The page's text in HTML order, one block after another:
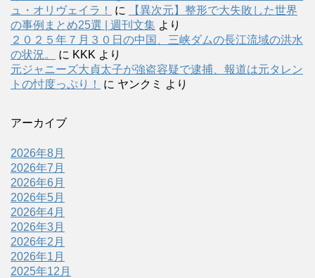
ュ・オリヴェイラ！
に
【異次元】整形で大失敗した世界
の事例まとめ25選 | 週刊文集 より
２０２５年７月３０日の中国、三峡ダムの長江流域の洪水
の状況。
に KKK より
元ジャニーズ大貞太子が強盗容疑で逮捕、報道は元タレン
トの忖度っぷり！
に ヤンクミ より
アーカイブ
2026年8月
2026年7月
2026年6月
2026年5月
2026年4月
2026年3月
2026年2月
2026年1月
2025年12月